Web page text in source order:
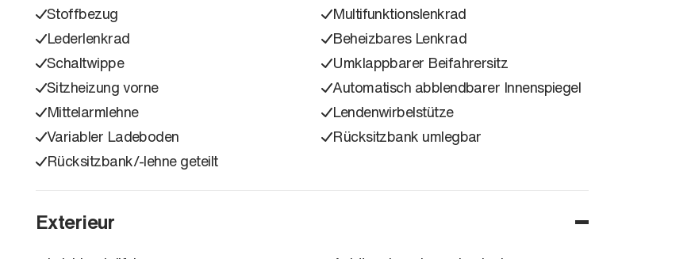
Stoffbezug
Multifunktionslenkrad
Lederlenkrad
Beheizbares Lenkrad
Schaltwippe
Umklappbarer Beifahrersitz
Sitzheizung vorne
Automatisch abblendbarer Innenspiegel
Mittelarmlehne
Lendenwirbelstütze
Variabler Ladeboden
Rücksitzbank umlegbar
Rücksitzbank/-lehne geteilt
Exterieur